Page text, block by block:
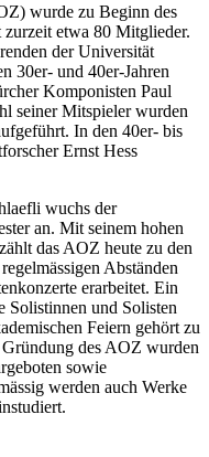
wurde zu Beginn des
zurzeit etwa 80 Mitglieder.
der Universität
30er- und 40er-Jahren
Komponisten Paul
seiner Mitspieler wurden
In den 40er- bis
Ernst Hess
wuchs der
an. Mit seinem hohen
das AOZ heute zu den
Abständen
erarbeitet. Ein
Solistinnen und Solisten
Feiern gehört zu
des AOZ wurden
sowie
werden auch Werke